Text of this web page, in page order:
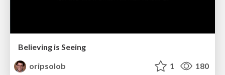
Believing is Seeing
oripsolob
1 180